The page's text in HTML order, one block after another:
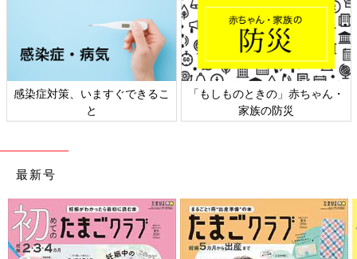
感染症対策、いますぐできるこ
と
「もしものときの」赤ちゃん・
家族の防災
最新号